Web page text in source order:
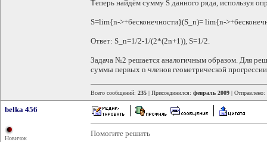
Теперь найдём сумму S данного ряда, используя
S=lim{n->+бесконечности}(S_n)= lim{n-
Ответ: S_n=1/2-1/(2*(2n+1)), S=1/2.
Задача №2 решается аналогичным образом. Для
суммы первых n членов геометрической
Всего сообщений: 235 | Присоединился: февраль 2009 | Отправлено:
belka 456
Новичок
Помогите решить